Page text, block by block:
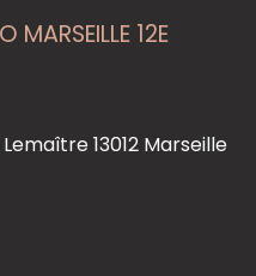
MARSEILLE 12E
Lemaître13012 Marseille